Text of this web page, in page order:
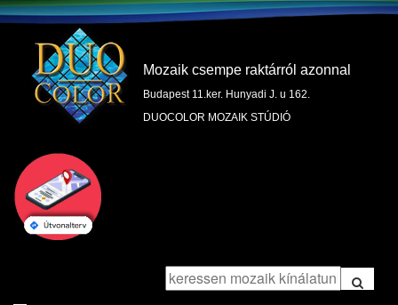
Mozaik csempe raktárról azonnal
Budapest 11.ker. Hunyadi J. u 162.
DUOCOLOR MOZAIK STÚDIÓ